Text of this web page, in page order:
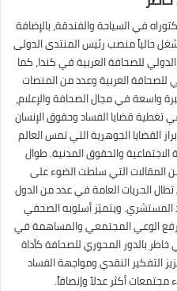
في السياحة والفندقة، بالإضافة
حالياً منصب رئيس المنتدى الدولى
للصحافة العربية في كندا، كما
للصحافة العربية وعدد من المنصات
واسعة في مجال الصحافة والإعلام،
قضايا الفساد وحقوق الإنسان
القضايا الجوهرية التي تمس العالم
الاجتماعية والحقوق المدنية. طوال
المقالات التي سلطت الضوء على
تطال الحريات العامة في عدد من الدول
المستشري. ويتميّز أسلوبه الصحفي
رفع الوعي المجتمعي والمساهمة في
خاطر بالدور المحوري للصحافة كأداة
التفكير النقدي ومواجهة الفساد
مجتمعات أكثر عدلاً وإنصافاً.